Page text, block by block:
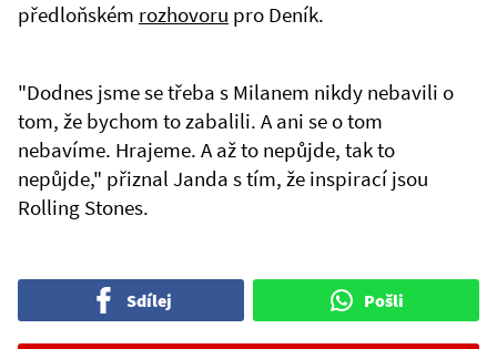
předloňském rozhovoru pro Deník.
"Dodnes jsme se třeba s Milanem nikdy nebavili o
tom, že bychom to zabalili. A ani se o tom
nebavíme. Hrajeme. A až to nepůjde, tak to
nepůjde," přiznal Janda s tím, že inspirací jsou
Rolling Stones.
Sdílej Pošli